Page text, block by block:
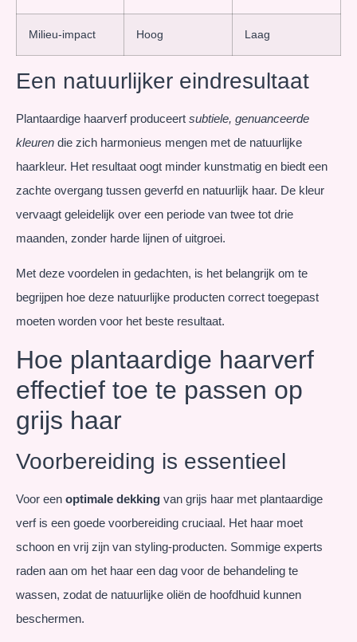
Milieu-impact Hoog Laag
Een natuurlijker eindresultaat
Plantaardige haarverf produceert subtiele, genuanceerde
kleuren die zich harmonieus mengen met de natuurlijke
haarkleur. Het resultaat oogt minder kunstmatig en biedt een
zachte overgang tussen geverfd en natuurlijk haar. De kleur
vervaagt geleidelijk over een periode van twee tot drie
maanden, zonder harde lijnen of uitgroei.
Met deze voordelen in gedachten, is het belangrijk om te
begrijpen hoe deze natuurlijke producten correct toegepast
moeten worden voor het beste resultaat.
Hoe plantaardige haarverf
effectief toe te passen op
grijs haar
Voorbereiding is essentieel
Voor een optimale dekking van grijs haar met plantaardige
verf is een goede voorbereiding cruciaal. Het haar moet
schoon en vrij zijn van styling-producten. Sommige experts
raden aan om het haar een dag voor de behandeling te
wassen, zodat de natuurlijke oliën de hoofdhuid kunnen
beschermen.